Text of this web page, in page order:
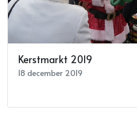
Kerstmarkt 2019
18 december 2019